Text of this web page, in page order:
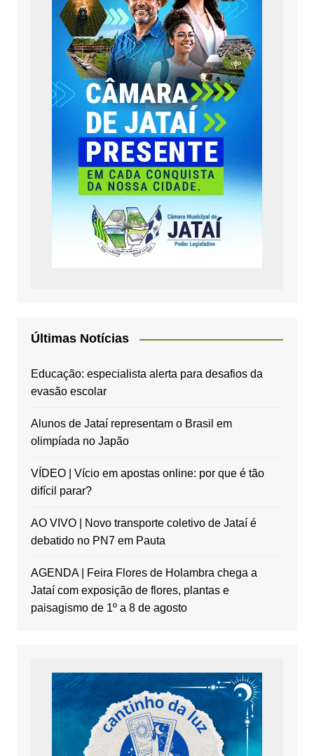
Últimas Notícias
Educação: especialista alerta para desafios da
evasão escolar
Alunos de Jataí representam o Brasil em
olimpíada no Japão
VÍDEO | Vício em apostas online: por que é tão
difícil parar?
AO VIVO | Novo transporte coletivo de Jataí é
debatido no PN7 em Pauta
AGENDA | Feira Flores de Holambra chega a
Jataí com exposição de flores, plantas e
paisagismo de 1º a 8 de agosto